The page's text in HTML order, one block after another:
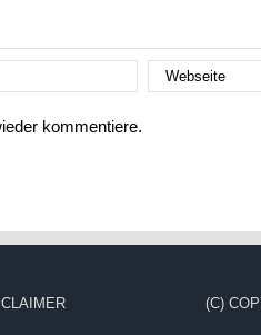
kommentiere.
(C)